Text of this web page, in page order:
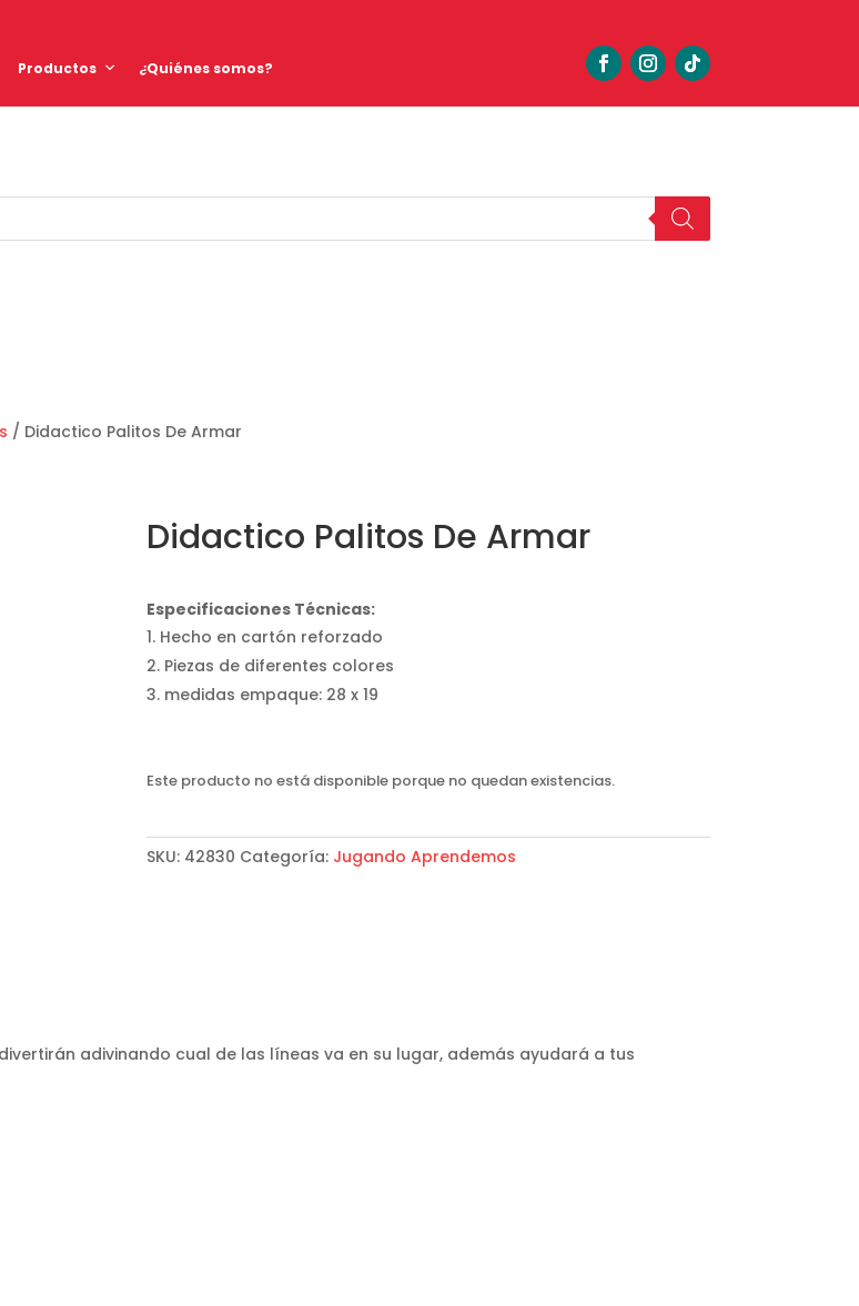
Productos ¿Quiénes somos?
/ Didactico Palitos De Armar
Didactico Palitos De Armar
Especificaciones Técnicas:
Hecho en cartón reforzado
Piezas de diferentes colores
medidas empaque: 28 x 19
Este producto no está disponible porque no quedan existencias.
SKU: 42830 Categoría: Jugando Aprendemos
adivinando cual de las líneas va en su lugar, además ayudará a tus